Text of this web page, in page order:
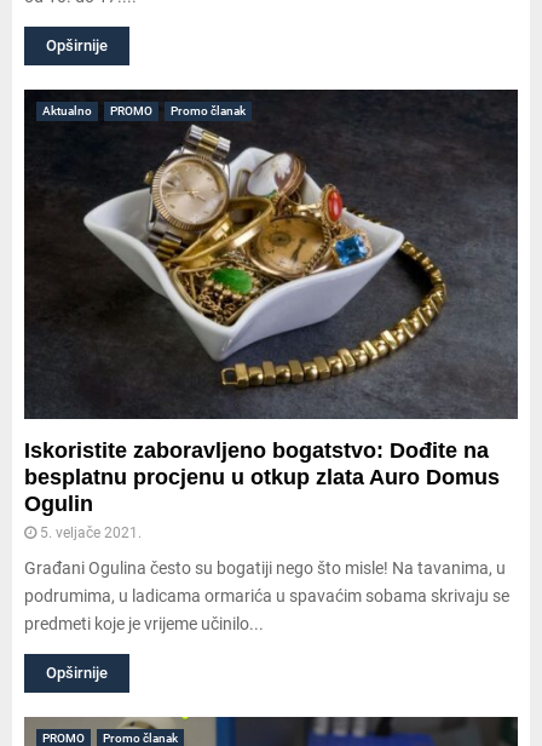
Opširnije
Aktualno PROMO Promo članak
Iskoristite zaboravljeno bogatstvo: Dođite na
besplatnu procjenu u otkup zlata Auro Domus
Ogulin
5. veljače 2021.
Građani Ogulina često su bogatiji nego što misle! Na tavanima, u
podrumima, u ladicama ormarića u spavaćim sobama skrivaju se
predmeti koje je vrijeme učinilo...
Opširnije
PROMO Promo članak